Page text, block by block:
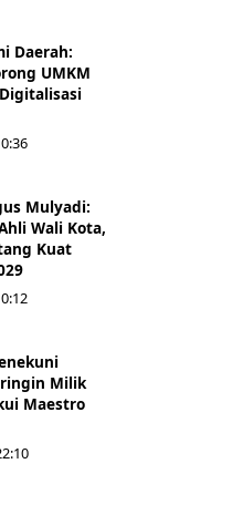
Daerah:
UMKM
Mulyadi:
Wali Kota,
Kuat
Milik
Maestro